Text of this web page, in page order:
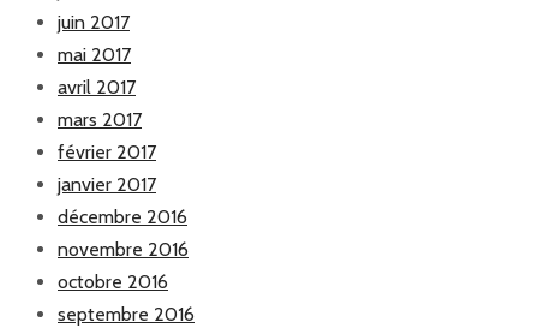
juin 2017
mai 2017
avril 2017
mars 2017
février 2017
janvier 2017
décembre 2016
novembre 2016
octobre 2016
septembre 2016